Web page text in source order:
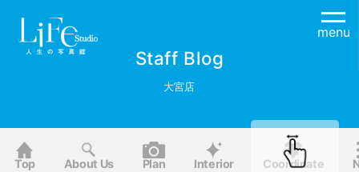
menu
Staff Blog
大宮店
Top About Us Plan Interior Coordinate